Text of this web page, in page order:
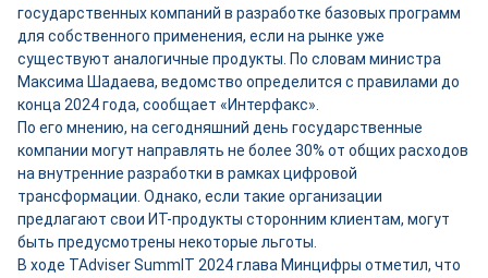
государственных компаний в разработке базовых программ
для собственного применения, если на рынке уже
существуют аналогичные продукты. По словам министра
Максима Шадаева, ведомство определится с правилами до
конца 2024 года, сообщает «Интерфакс».
По его мнению, на сегодняшний день государственные
компании могут направлять не более 30% от общих расходов
на внутренние разработки в рамках цифровой
трансформации. Однако, если такие организации
предлагают свои ИТ-продукты сторонним клиентам, могут
быть предусмотрены некоторые льготы.
В ходе TAdviser SummIT 2024 глава Минцифры отметил, что